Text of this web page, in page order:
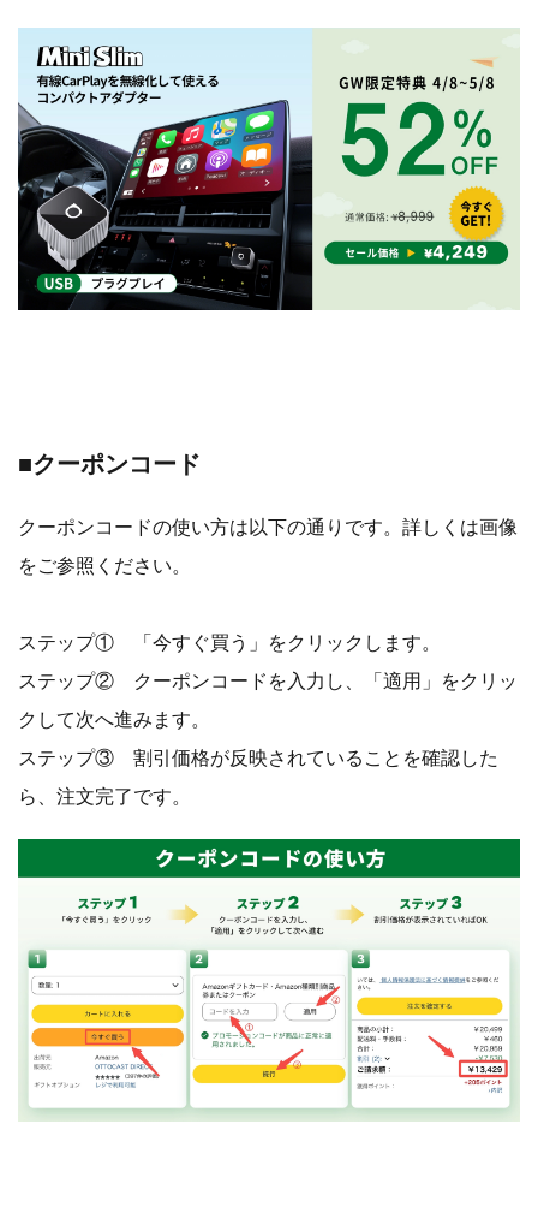
■クーポンコード
クーポンコードの使い方は以下の通りです。詳しくは画像
をご参照ください。
ステップ① 「今すぐ買う」をクリックします。
ステップ② クーポンコードを入力し、「適用」をクリッ
クして次へ進みます。
ステップ③ 割引価格が反映されていることを確認した
ら、注文完了です。